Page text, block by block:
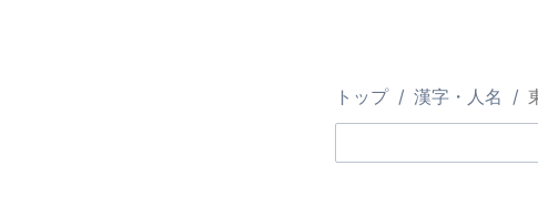
トップ 漢字・人名